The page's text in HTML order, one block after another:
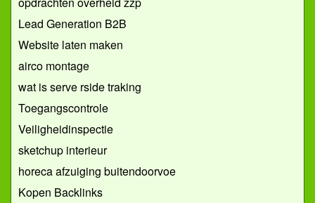
Lead Generation B2B
Website laten maken
airco montage
wat is serve rside traking
Toegangscontrole
Veiligheidinspectie
sketchup interieur
horeca afzuiging buitendoorvoe
Kopen Backlinks